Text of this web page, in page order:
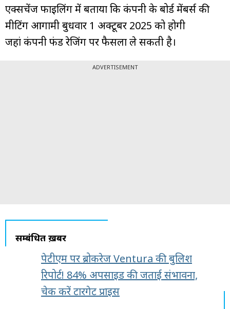
एक्सचेंज फाइलिंग में बताया कि कंपनी के बोर्ड मेंबर्स की
मीटिंग आगामी बुधवार 1 अक्टूबर 2025 को होगी
जहां कंपनी फंड रेजिंग पर फैसला ले सकती है।
ADVERTISEMENT
सम्बंधित ख़बरें
पेटीएम पर ब्रोकरेज Ventura की बुलिश
रिपोर्ट! 84% अपसाइड की जताई संभावना,
चेक करें टारगेट प्राइस